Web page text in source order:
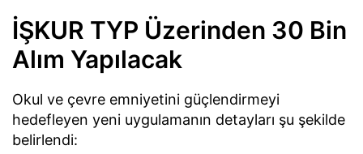
İŞKUR TYP Üzerinden 30 Bin
Alım Yapılacak
Okul ve çevre emniyetini güçlendirmeyi
hedefleyen yeni uygulamanın detayları şu şekilde
belirlendi: